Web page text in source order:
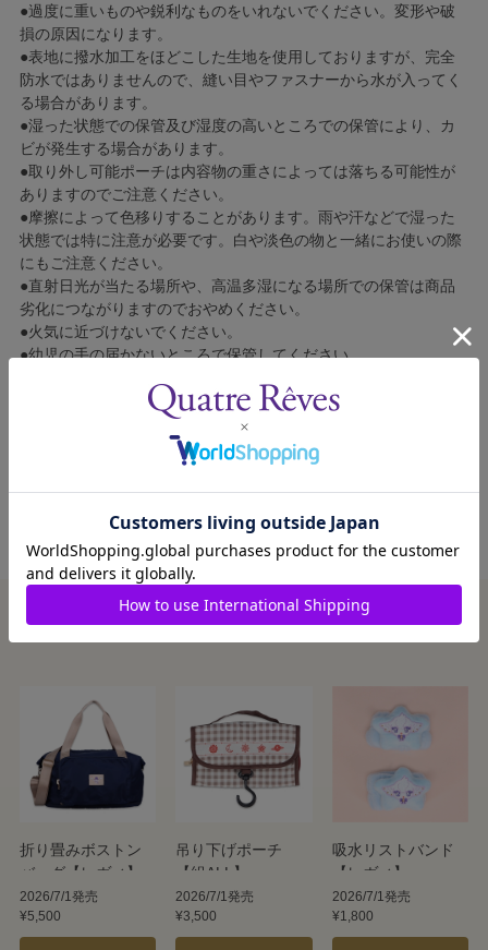
●過度に重いものや鋭利なものをいれないでください。変形や破
損の原因になります。
●表地に撥水加工をほどこした生地を使用しておりますが、完全
防水ではありませんので、縫い目やファスナーから水が入ってく
る場合があります。
●湿った状態での保管及び湿度の高いところでの保管により、カ
ビが発生する場合があります。
●取り外し可能ポーチは内容物の重さによっては落ちる可能性が
ありますのでご注意ください。
●摩擦によって色移りすることがあります。雨や汗などで湿った
状態では特に注意が必要です。白や淡色の物と一緒にお使いの際
にもご注意ください。
●直射日光が当たる場所や、高温多湿になる場所での保管は商品
劣化につながりますのでおやめください。
●火気に近づけないでください。
●幼児の手の届かないところで保管してください。
●ご使用による破損・損傷及び消耗による部品の修理・交換はい
折り畳みボストン
バッグ【レヴィ】
2026/7/1発売
¥5,500
吊り下げポーチ
【組ALL】
2026/7/1発売
¥3,500
吸水リストバンド
【レヴィ】
2026/7/1発売
¥1,800